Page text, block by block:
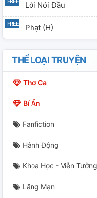
Lời Nói Đầu
Phạt (H)
THỂ LOẠI TRUYỆN
Thơ Ca
Bí Ẩn
Fanfiction
Hành Động
Khoa Học - Viễn Tưởng
Lãng Mạn